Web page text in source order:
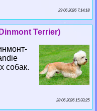
29 06 2026 7:14:18
Terrier)
собак.
28 06 2026 15:33:25